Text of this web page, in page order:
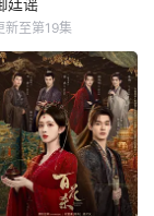
廷谣
新至第19集